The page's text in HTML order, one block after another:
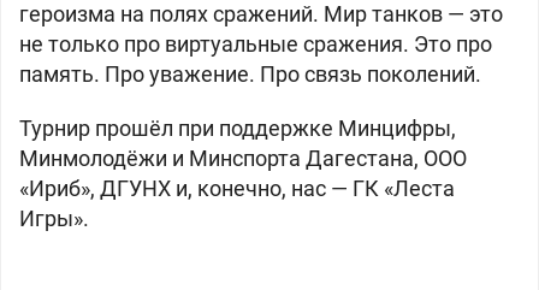
героизма на полях сражений. Мир танков — это
не только про виртуальные сражения. Это про
память. Про уважение. Про связь поколений.
Турнир прошёл при поддержке Минцифры,
Минмолодёжи и Минспорта Дагестана, ООО
«Ириб», ДГУНХ и, конечно, нас — ГК «Леста
Игры».